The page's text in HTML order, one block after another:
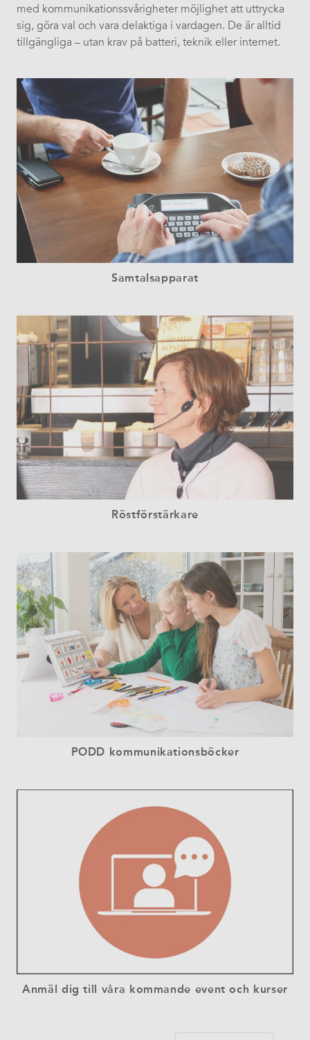
med kommunikationssvårigheter möjlighet att uttrycka
sig, göra val och vara delaktiga i vardagen. De är alltid
tillgängliga – utan krav på batteri, teknik eller internet.
Samtalsapparat
Röstförstärkare
PODD kommunikationsböcker
Anmäl dig till våra kommande event och kurser